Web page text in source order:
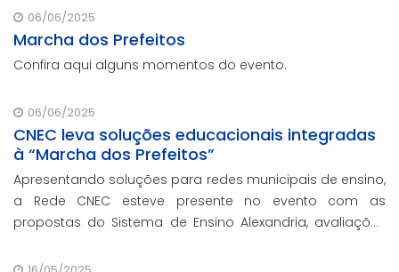
que não participaram da Marcha dos Prefeitos
06/06/2025
Marcha dos Prefeitos
Confira aqui alguns momentos do evento.
06/06/2025
CNEC leva soluções educacionais integradas
à “Marcha dos Prefeitos”
Apresentando soluções para redes municipais de ensino,
a Rede CNEC esteve presente no evento com as
propostas do Sistema de Ensino Alexandria, avaliações
escolar e parcerias com prefeituras durante e